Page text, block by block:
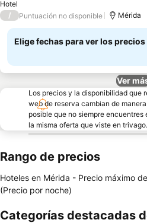
Hotel
/ Puntuación no disponible Mérida
Elige fechas para ver los
Ver
Los precios y la disponibilidad que
web de reserva cambian de
posible que no siempre
la misma oferta que viste en trivago.
Rango de precios
Hoteles en Mérida - Precio máximo de
(Precio por noche)
Categorías destacadas